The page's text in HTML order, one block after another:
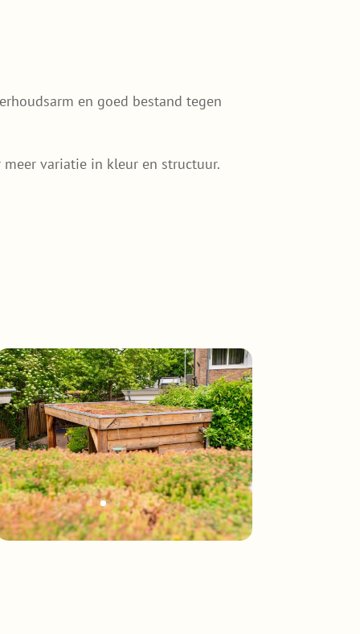
en goed bestand tegen
variatie in kleur en structuur.